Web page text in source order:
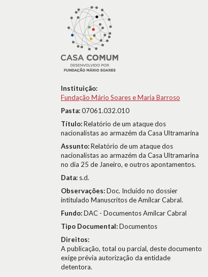
Instituição:
Fundação Mário Soares e Maria Barroso
Pasta:07061.032.010
Título:Relatório de um ataque dos
nacionalistas ao armazém da Casa Ultramarina
Assunto:Relatório de um ataque dos
nacionalistas ao armazém da Casa Ultramarina
no dia 25 de Janeiro, e outros apontamentos.
Data: s.d.
Observações:Doc. Incluído no dossier
intitulado Manuscritos de Amílcar Cabral.
Fundo:DAC - Documentos Amílcar Cabral
Tipo Documental:Documentos
Direitos:
A publicação, total ou parcial, deste documento
exige prévia autorização da entidade
detentora.